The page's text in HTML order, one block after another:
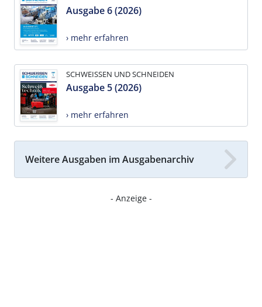
Ausgabe 6 (2026)
› mehr erfahren
SCHWEISSEN UND SCHNEIDEN
Ausgabe 5 (2026)
› mehr erfahren
Weitere Ausgaben im Ausgabenarchiv
- Anzeige -